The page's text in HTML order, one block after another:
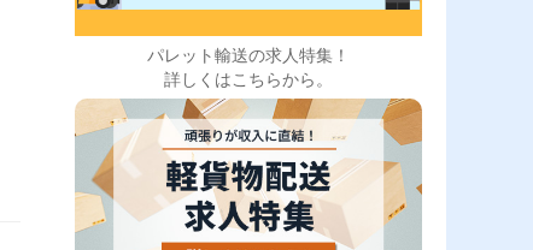
パレット輸送の求人特集！
詳しくはこちらから。